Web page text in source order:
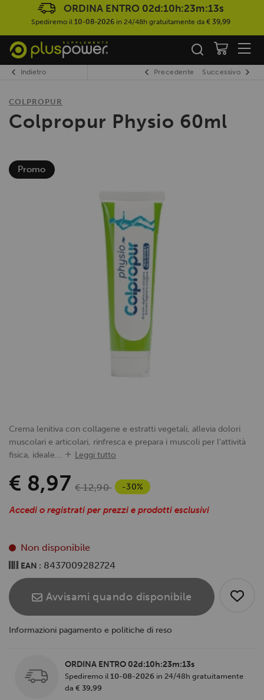
ORDINA ENTRO 02d:10h:23m:13s
Spediremo il 10-08-2026in 24/48h gratuitamente da € 39,99
Indietro Precedente Successivo
COLPROPUR
Colpropur Physio 60ml
Promo
Crema lenitiva con collagene e estratti vegetali, allevia dolori
muscolari e articolari, rinfresca e prepara i muscoli per l'attività
fisica, ideale...
Leggi tutto
€ 8,97 € 12,90 -30%
Accedi o registrati per prezzi e prodotti esclusivi
Non disponibile
EAN : 8437009282724
Avvisami quando disponibile
Informazioni pagamento e politiche di reso
ORDINA ENTRO 02d:10h:23m:13s
Spediremo il 10-08-2026 in 24/48h gratuitamente
da € 39,99